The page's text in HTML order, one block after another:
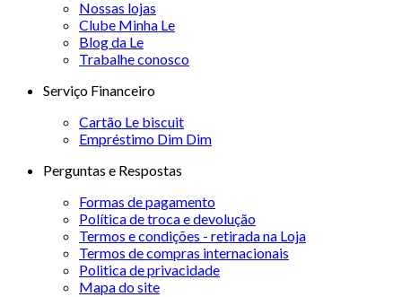
Nossas lojas
Clube Minha Le
Blog da Le
Trabalhe conosco
Serviço Financeiro
Cartão Le biscuit
Empréstimo Dim Dim
Perguntas e Respostas
Formas de pagamento
Política de troca e devolução
Termos e condições - retirada na Loja
Termos de compras internacionais
Politica de privacidade
Mapa do site